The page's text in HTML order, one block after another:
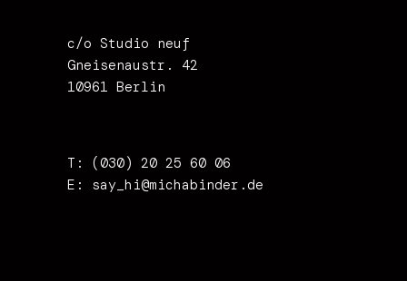
c/o Studio neuf
Gneisenaustr. 42
10961 Berlin
T: (030) 20 25 60 06
E: say_hi@michabinder.de